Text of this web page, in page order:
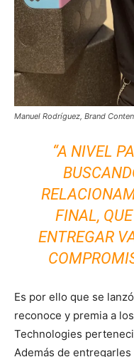
Manuel Rodríguez, Brand
“A NIVEL
FINAL,
ENTREGAR
Es por ello que se
reconoce y premia a
Technologies
Además de